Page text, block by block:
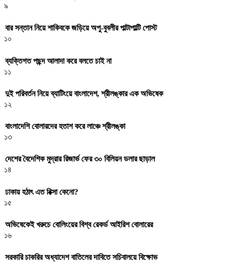
৯
বার সন্তান নিয়ে শাকিবকে জড়িয়ে অপু-বুবলীর পাল্টাপাল্টি পোস্ট
১০
ব্যক্তিগত পছন্দ আলাদা করে বলতে চাই না
১১
দুই পরিবর্তন নিয়ে ব্যাটিংয়ে বাংলাদেশ, শ্রীলঙ্কার এক অভিষেক
১২
বাংলাদেশি বোলারদের হতাশ করে লাঞ্চে শ্রীলঙ্কা
১৩
দেশের বৈদেশিক মুদ্রার রিজার্ভ ফের ৩০ বিলিয়ন ডলার ছাড়াল
১৪
ঢাকায় হঠাৎ এত রিক্সা কেনো?
১৫
অভিষেকেই খরুচে বোলিংয়ের বিশ্ব রেকর্ড আইরিশ বোলারের
১৬
সরকারি চাকরির অধ্যাদেশ বাতিলের দাবিতে সচিবালয়ে বিক্ষোভ